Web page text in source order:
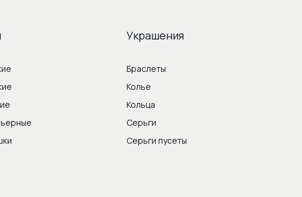
Украшения
Браслеты
Колье
Кольца
Серьги
Серьги пусеты